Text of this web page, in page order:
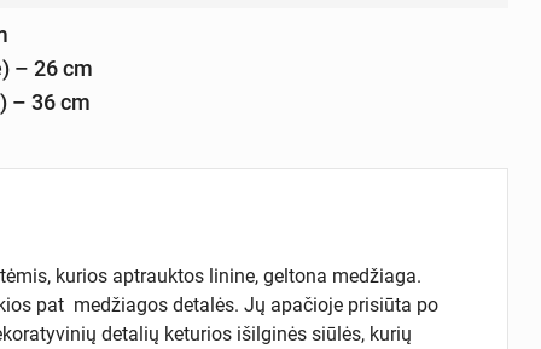
– 26 cm
– 36 cm
kurios aptrauktos linine, geltona medžiaga.
pat medžiagos detalės. Jų apačioje prisiūta po
detalių keturios išilginės siūlės, kurių